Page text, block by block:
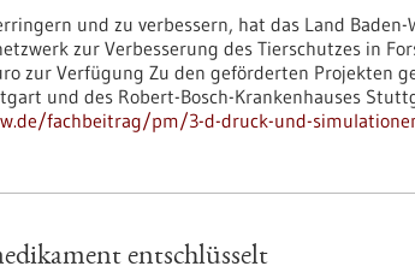
und zu verbessern, hat das Land
zur Verbesserung des Tierschutzes in
zur Verfügung Zu den geförderten Projekten
und des Robert-Bosch-Krankenhauses
fachbeitrag/pm/3-d-druck-und-
entschlüsselt